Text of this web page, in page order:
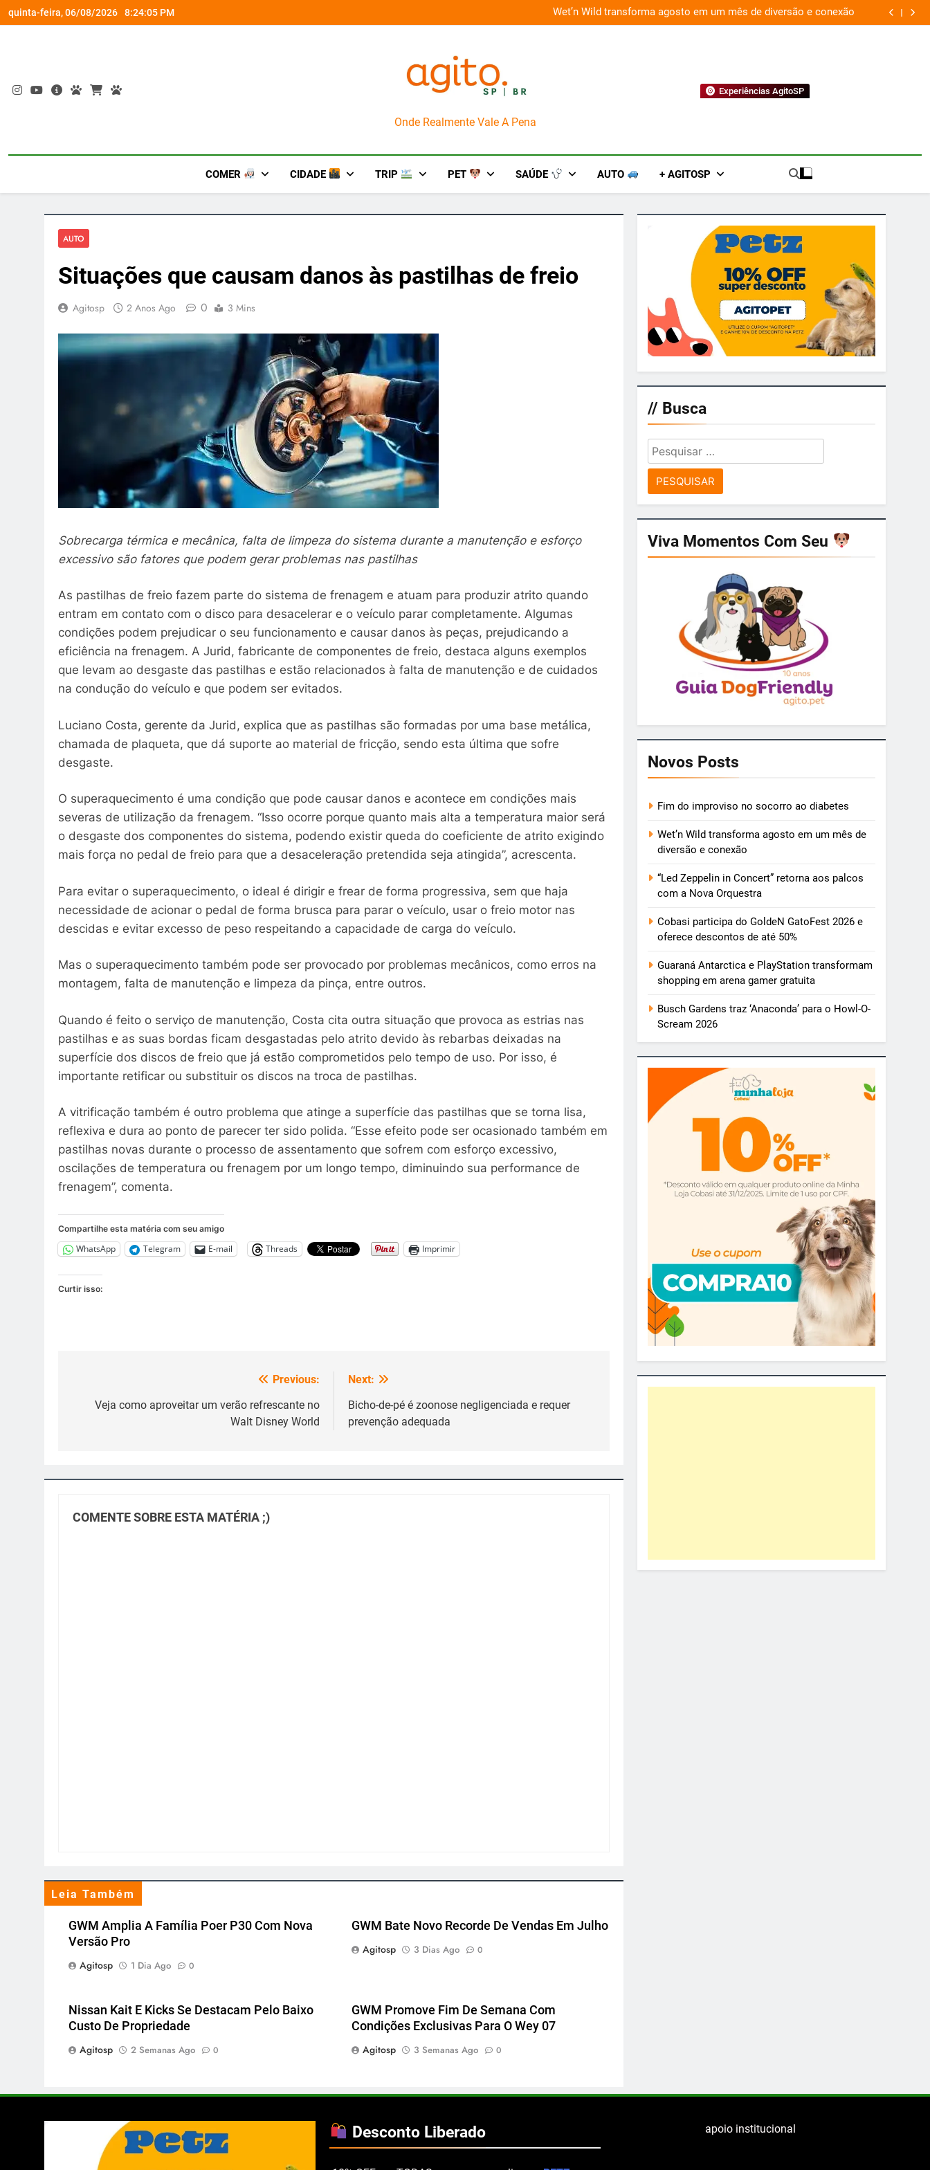
Skip
to
quinta-feira, 06/08/2026 8:24:06 PM
da família Wet’n Wild transforma agosto em um mês de diversão e conexão
AgitoSP
Onde Realmente Vale A Pena
Experiências AgitoSP
COMER CIDADE TRIP PET SAÚDE AUTO + AGITOSP
AUTO
Situações que causam danos às pastilhas de freio
Agitosp 2 Anos Ago 0 3 Mins
Sobrecarga térmica e mecânica, falta de limpeza do sistema durante a manutenção e esforço
excessivo são fatores que podem gerar problemas nas pastilhas
As pastilhas de freio fazem parte do sistema de frenagem e atuam para produzir atrito quando
entram em contato com o disco para desacelerar e o veículo parar completamente. Algumas
condições podem prejudicar o seu funcionamento e causar danos às peças, prejudicando a
eficiência na frenagem. A Jurid, fabricante de componentes de freio, destaca alguns exemplos
que levam ao desgaste das pastilhas e estão relacionados à falta de manutenção e de cuidados
na condução do veículo e que podem ser evitados.
Luciano Costa, gerente da Jurid, explica que as pastilhas são formadas por uma base metálica,
chamada de plaqueta, que dá suporte ao material de fricção, sendo esta última que sofre
desgaste.
O superaquecimento é uma condição que pode causar danos e acontece em condições mais
severas de utilização da frenagem. “Isso ocorre porque quanto mais alta a temperatura maior será
o desgaste dos componentes do sistema, podendo existir queda do coeficiente de atrito exigindo
mais força no pedal de freio para que a desaceleração pretendida seja atingida”, acrescenta.
Para evitar o superaquecimento, o ideal é dirigir e frear de forma progressiva, sem que haja
necessidade de acionar o pedal de forma brusca para parar o veículo, usar o freio motor nas
descidas e evitar excesso de peso respeitando a capacidade de carga do veículo.
Mas o superaquecimento também pode ser provocado por problemas mecânicos, como erros na
montagem, falta de manutenção e limpeza da pinça, entre outros.
Quando é feito o serviço de manutenção, Costa cita outra situação que provoca as estrias nas
pastilhas e as suas bordas ficam desgastadas pelo atrito devido às rebarbas deixadas na
superfície dos discos de freio que já estão comprometidos pelo tempo de uso. Por isso, é
importante retificar ou substituir os discos na troca de pastilhas.
A vitrificação também é outro problema que atinge a superfície das pastilhas que se torna lisa,
reflexiva e dura ao ponto de parecer ter sido polida. “Esse efeito pode ser ocasionado também em
pastilhas novas durante o processo de assentamento que sofrem com esforço excessivo,
oscilações de temperatura ou frenagem por um longo tempo, diminuindo sua performance de
frenagem”, comenta.
Compartilhe esta matéria com seu amigo
WhatsApp Telegram E-mail Threads Imprimir
Curtir isso:
Previous:
Veja como aproveitar um verão refrescante no
Walt Disney World
Next:
Bicho-de-pé é zoonose negligenciada e requer
prevenção adequada
COMENTE SOBRE ESTA MATÉRIA ;)
Leia Também
GWM Amplia A Família Poer P30 Com Nova
Versão Pro
Agitosp
1 Dia Ago 0
GWM Bate Novo Recorde De Vendas Em Julho
Agitosp
3 Dias Ago 0
Nissan Kait E Kicks Se Destacam Pelo Baixo
Custo De Propriedade
Agitosp
2 Semanas Ago 0
GWM Promove Fim De Semana Com
Condições Exclusivas Para O Wey 07
Agitosp
3 Semanas Ago 0
// Busca
Pesquisar
por:
Viva Momentos Com Seu
Novos Posts
Fim do improviso no socorro ao diabetes
Wet’n Wild transforma agosto em um mês de
diversão e conexão
“Led Zeppelin in Concert” retorna aos palcos
com a Nova Orquestra
Cobasi participa do GoldeN GatoFest 2026 e
oferece descontos de até 50%
Guaraná Antarctica e PlayStation transformam
shopping em arena gamer gratuita
Busch Gardens traz ‘Anaconda’ para o Howl-O-
Scream 2026
Desconto Liberado apoio institucional